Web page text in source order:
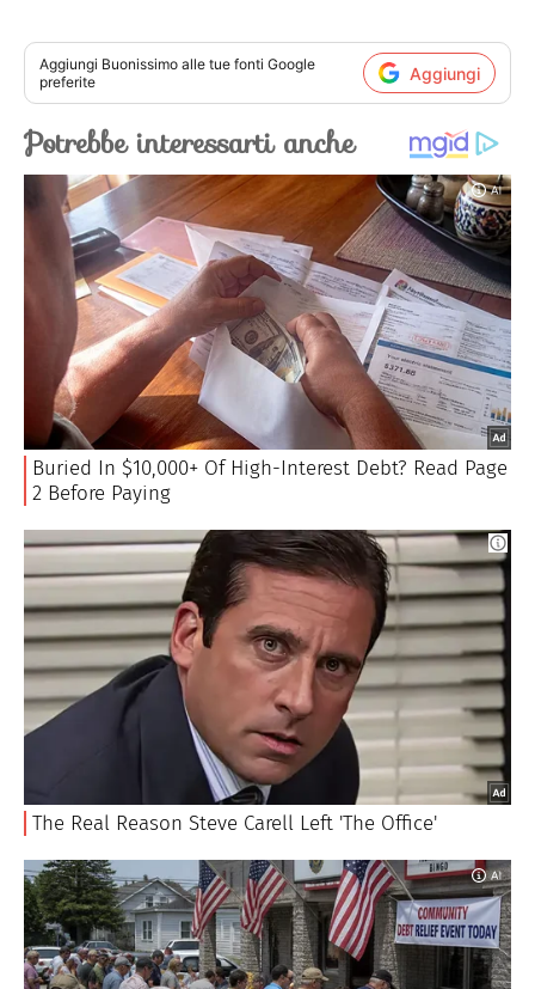
Aggiungi Buonissimo alle tue fonti Google
preferite
Aggiungi